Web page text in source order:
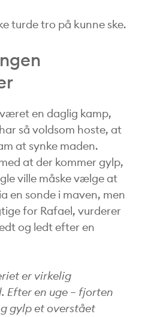
turde tro på kunne ske.
en daglig kamp,
så voldsom hoste, at
at synke maden.
at der kommer gylp,
ville måske vælge at
en sonde i maven, men
for Rafael, vurderer
og ledt efter en
er virkelig
Efter en uge – fjorten
gylp et overstået